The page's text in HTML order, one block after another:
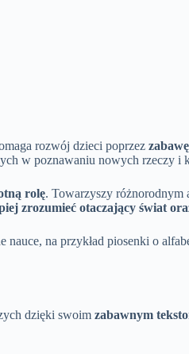
rozwój dzieci poprzez
w poznawaniu nowych rzeczy i
rolę. Towarzyszy różnorodnym
zrozumieć otaczający świat
na przykład piosenki o
dzięki swoim zabawnym